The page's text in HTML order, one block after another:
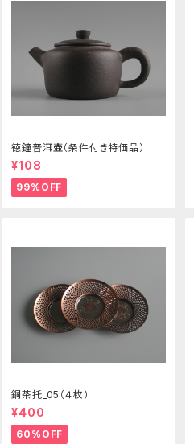
徳鐘普洱壷（条件付き特価品）
¥108
99%OFF
銅茶托_05（４枚）
¥400
60%OFF